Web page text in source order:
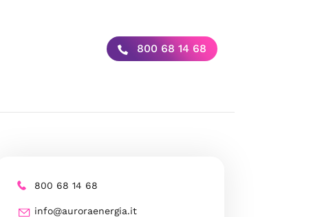
800 68 14 68
800 68 14 68
info@auroraenergia.it